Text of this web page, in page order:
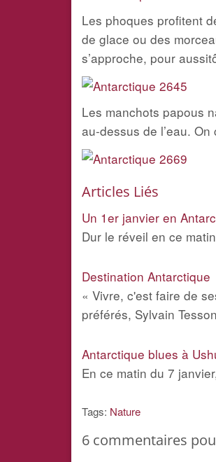
Les phoques profitent
de glace ou des
s’approche, pour
Les manchots papous
au-dessus de l’eau.
Articles Liés
Un 1er janvier en
Dur le réveil en ce
Destination Antarctique
« Vivre, c'est faire de
préférés, Sylvain
Antarctique blues à
En ce matin du 7
Tags: Nature
6 commentaires